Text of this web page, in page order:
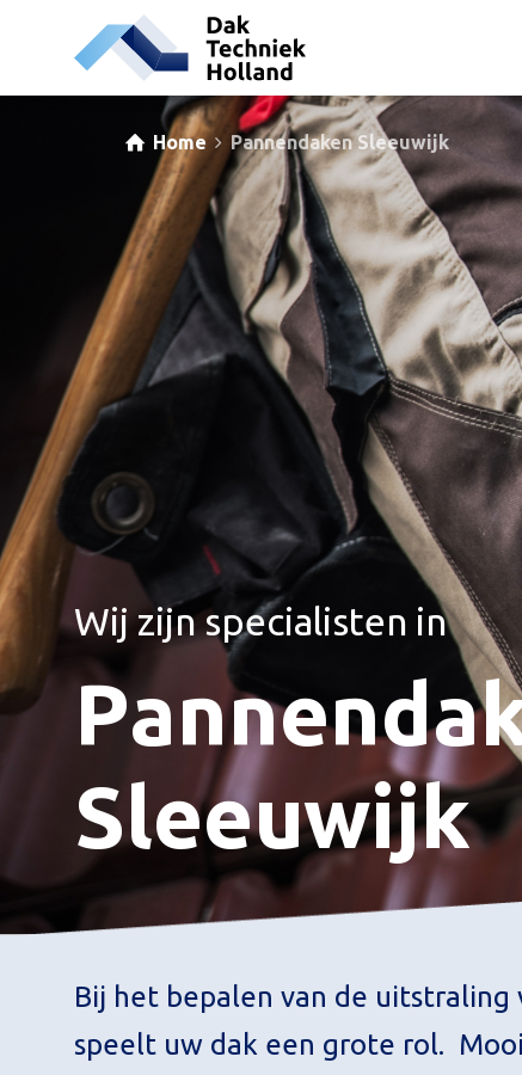
Home Pannendaken Sleeuwijk
Wij zijn specialisten in
Sleeuwijk
Bij het bepalen van de
speelt uw dak een grote rol.